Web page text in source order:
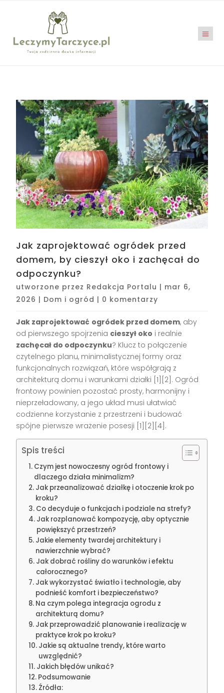
Jak zaprojektować ogródek przed
domem, by cieszył oko i zachęcał do
odpoczynku?
utworzone przez Redakcja Portalu | mar 6,
2026 | Dom i ogród | 0 komentarzy
Jak zaprojektować ogródek przed domem, aby
od pierwszego spojrzenia cieszył oko i realnie
zachęcał do odpoczynku? Klucz to połączenie
czytelnego planu, minimalistycznej formy oraz
funkcjonalnych rozwiązań, które współgrają z
architekturą domu i warunkami działki [1][2]. Ogród
frontowy powinien pozostać prosty, harmonijny i
nieprzeładowany, a jego układ musi ułatwiać
codzienne korzystanie z przestrzeni i budować
spójne pierwsze wrażenie posesji [1][2][4].
Spis treści
Czym jest nowoczesny ogród frontowy i
dlaczego działa minimalizm?
Jak przeanalizować działkę i otoczenie krok po
kroku?
Co decyduje o funkcjach i podziale na strefy?
Jak rozplanować kompozycję, aby optycznie
powiększyć przestrzeń?
Jakie elementy twardej architektury i
nawierzchnie wybrać?
Jak dobrać rośliny do warunków i efektu
całorocznego?
Jak wykorzystać światło i technologie, aby
podnieść komfort i bezpieczeństwo?
Na czym polega integracja ogrodu z
architekturą domu?
Jak przeprowadzić planowanie i realizację w
praktyce krok po kroku?
Jakie są aktualne trendy, które warto
uwzględnić?
Jakich błędów unikać?
Podsumowanie
Źródła: